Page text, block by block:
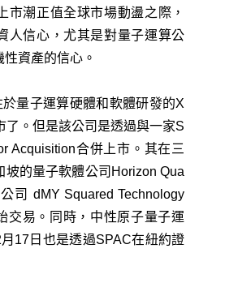
市潮正值全球市場動盪之際，
人信心，尤其是對量子運算公
資產的信心。
量子運算硬體和軟體研發的X
了。但是該公司是透過與一家S
Acquisition合併上市。其在三
坡的量子軟體公司Horizo​​n Qua
司 dMY Squared Technology
交易。同時，中性原子量子運
17日也是透過SPAC在紐約證